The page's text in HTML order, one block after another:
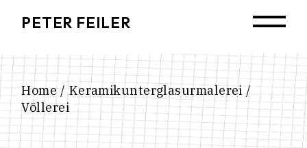
PETER FEILER
Home
Keramikunterglasurmalerei
Völlerei